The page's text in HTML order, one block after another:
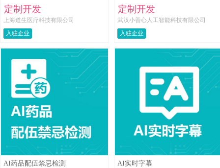
定制开发
上海道生医疗科技有限公司
入驻企业
定制开发
武汉小善心人工智能科技有限公司
入驻企业
AI药品配伍禁忌检测 AI实时字幕